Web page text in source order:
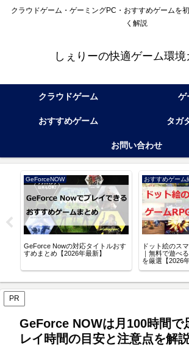
クラウドゲーム・ゲーミングPC・おすすめゲームを
く解説
しぇりーの快適ゲーム環境
クラウドゲーム ゲ
おすすめゲーム タガ
お問い合わせ
GeForceNOW
GeForce Nowの対応タイトルおす
すめまとめ【2026年最新】
ドット絵のス
｜無料で遊べ
を厳選【2026年
PR
GeForce NOWは月100時間で
レイ時間の目安と注意点を解